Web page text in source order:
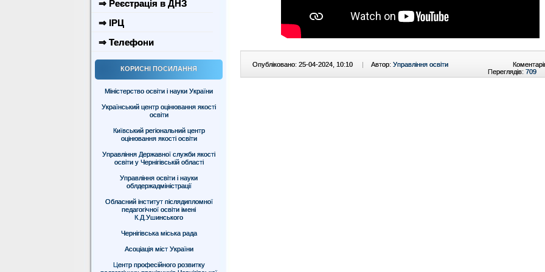
⇒ Реєстрація в ДНЗ
⇒ ІРЦ
⇒ Телефони
КОРИСНІ ПОСИЛАННЯ
Міністерство освіти і науки України
Український центр оцінювання якості
освіти
Київський регіональний центр
оцінювання якості освіти
Управління Державної служби якості
освіти у Чернігівській області
Управління освіти і науки
облдержадміністрації
Обласний інститут післядипломної
педагогічної освіти імені
К.Д.Ушинського
Чернігівська міська рада
Асоціація міст України
Центр професійного розвитку
Опубліковано: 25-04-2024, 10:10 | Автор: Управління освіти
Переглядів: 709